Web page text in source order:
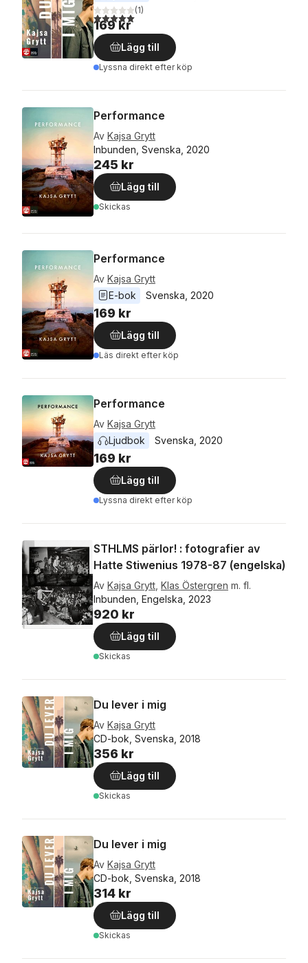
5,0utav 5 stjärnor. Totalt antal röster:
(1)
169 kr
Lägg till
Lyssna direkt efter köp
Performance
Av Kajsa Grytt
Inbunden, Svenska, 2020
245 kr
Lägg till
Skickas
Performance
Av Kajsa Grytt
E-bok
Svenska 2020
169 kr
Lägg till
Läs direkt efter köp
Performance
Av Kajsa Grytt
Ljudbok
Svenska 2020
169 kr
Lägg till
Lyssna direkt efter köp
STHLMS pärlor! : fotografier av
Hatte Stiwenius 1978-87 (engelska)
Av Kajsa Grytt Klas Östergren m. fl.
Inbunden, Engelska, 2023
920 kr
Lägg till
Skickas
Du lever i mig
Av Kajsa Grytt
CD-bok, Svenska, 2018
356 kr
Lägg till
Skickas
Du lever i mig
Av Kajsa Grytt
CD-bok, Svenska, 2018
314 kr
Lägg till
Skickas